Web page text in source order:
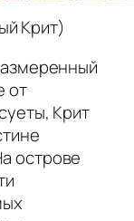
Крит)
от
Крит
острове